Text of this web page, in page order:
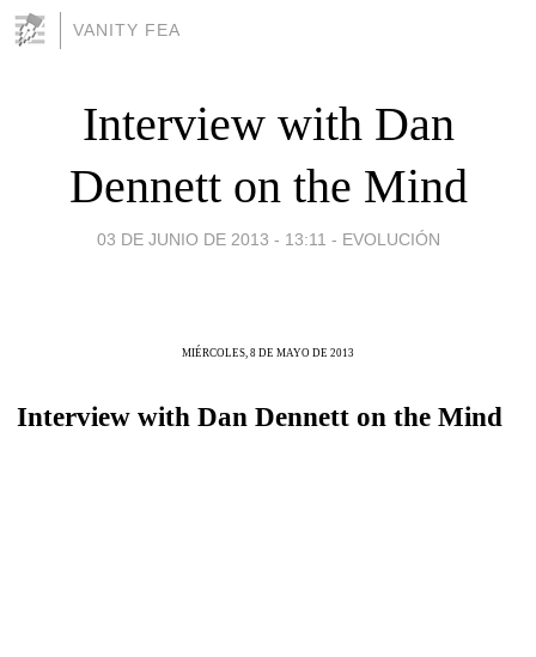
VANITY FEA
Interview with Dan
Dennett on the Mind
03 DE JUNIO DE 2013 - 13:11 - EVOLUCIÓN
MIÉRCOLES, 8 DE MAYO DE 2013
Interview with Dan Dennett on the Mind